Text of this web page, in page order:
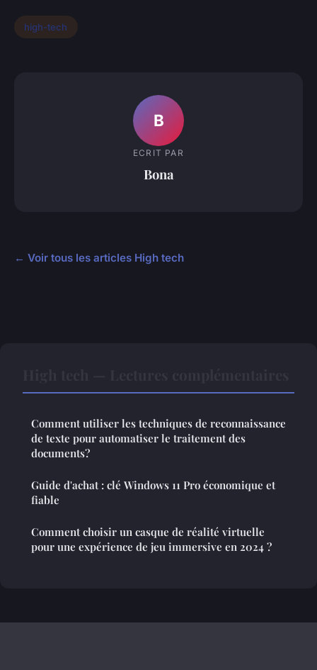
high-tech
B
ECRIT PAR
Bona
← Voir tous les articles High tech
Comment utiliser les techniques de reconnaissance
de texte pour automatiser le traitement des
documents?
Guide d'achat : clé Windows 11 Pro économique et
fiable
Comment choisir un casque de réalité virtuelle
pour une expérience de jeu immersive en 2024 ?